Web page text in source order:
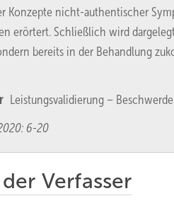
Konzepte nicht-authentischer
erörtert. Schließlich wird
bereits in der Behandlung
Leistungsvalidierung –
: 6-20
Verfasser